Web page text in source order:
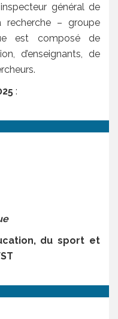
général de
– groupe
est composé de
d’enseignants, de
:
du sport et